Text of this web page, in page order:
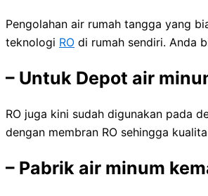
Pengolahan air rumah tangga yang
teknologi RO di rumah sendiri. Anda
– Untuk Depot air
RO juga kini sudah digunakan pada
dengan membran RO sehingga
– Pabrik air minum